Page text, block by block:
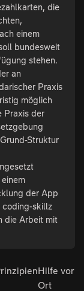
die
einem
bundesweit
stehen.
an
Praxis
möglich
Praxis der
Struktur
der App
coding-skillz
die Arbeit mit
Hilfe vor
Ort